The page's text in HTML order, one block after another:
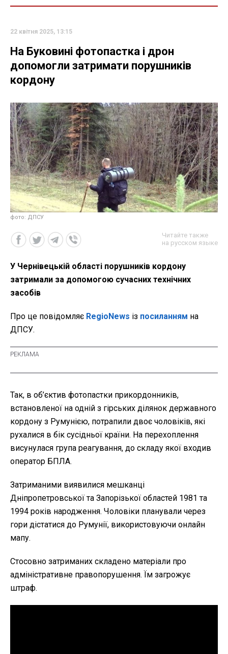
22 квітня 2025, 13:15
На Буковині фотопастка і дрон
допомогли затримати порушників
кордону
фото: ДПСУ
Читайте также
на русском языке
У Чернівецькій області порушників кордону
затримали за допомогою сучасних технічних
засобів
Про це повідомляє RegioNews із посиланням на
ДПСУ.
Так, в об’єктив фотопастки прикордонників,
встановленої на одній з гірських ділянок державного
кордону з Румунією, потрапили двоє чоловіків, які
рухалися в бік сусідньої країни. На перехоплення
висунулася група реагування, до складу якої входив
оператор БПЛА.
Затриманими виявилися мешканці
Дніпропетровської та Запорізької областей 1981 та
1994 років народження. Чоловіки планували через
гори дістатися до Румунії, використовуючи онлайн
мапу.
Стосовно затриманих складено матеріали про
адміністративне правопорушення. Їм загрожує
штраф.